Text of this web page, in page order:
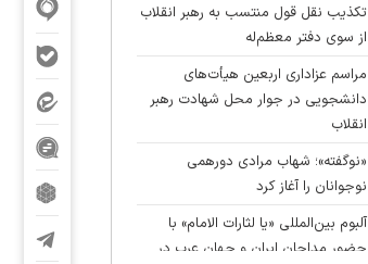
تکذیب نقل قول منتسب به رهبر انقلاب
از سوی دفتر معظم‌له
مراسم عزاداری اربعین هیأت‌های
دانشجویی در جوار محل شهادت رهبر
انقلاب
«نوگفته»؛ شهاب مرادی دورهمی
نوجوانان را آغاز کرد
آلبوم بین‌المللی «یا لثارات الامام» با
حضور مداحان ایران و جهان عرب در